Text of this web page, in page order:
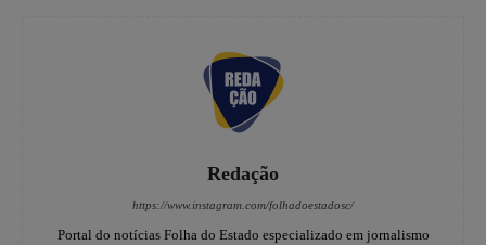
Redação
https://www.instagram.com/folhadoestadosc/
Portal do notícias Folha do Estado especializado em jornalismo